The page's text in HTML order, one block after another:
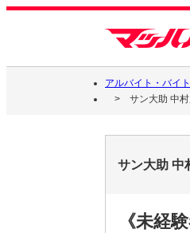
アルバイト・バイ
サン大助 中
サン大助 中
《未経